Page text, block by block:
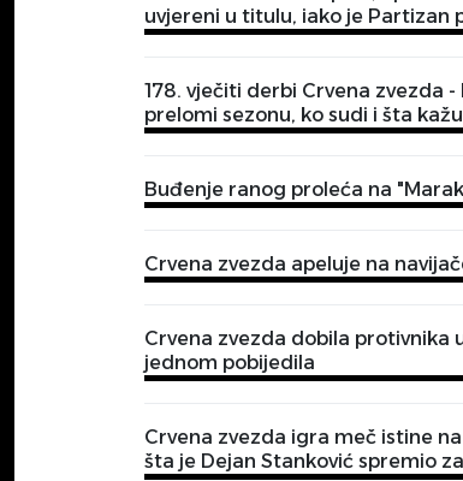
uvjereni u titulu, iako je Partizan
178. vječiti derbi Crvena zvezda
prelomi sezonu, ko sudi i šta
Buđenje ranog proleća na
Crvena zvezda apeluje na
Crvena zvezda dobila protivnika
jednom pobijedila
Crvena zvezda igra meč istine
šta je Dejan Stanković spremio